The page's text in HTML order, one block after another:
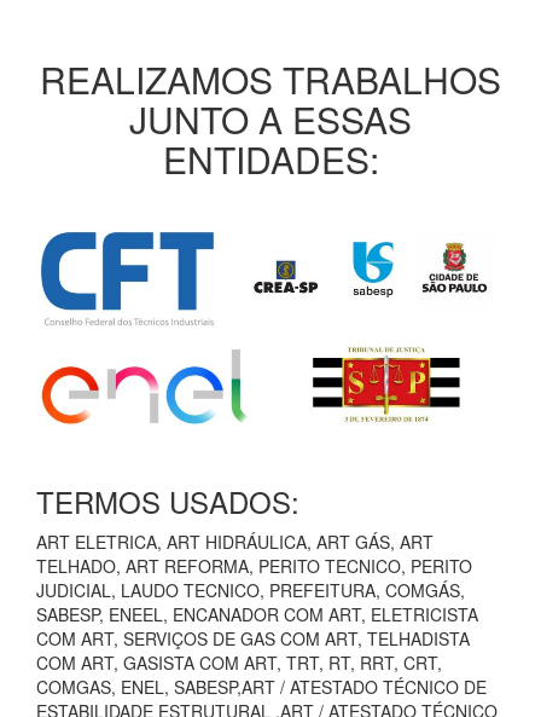
REALIZAMOS TRABALHOS
JUNTO A ESSAS
ENTIDADES:
TERMOS USADOS:
ART ELETRICA, ART HIDRÁULICA, ART GÁS, ART
TELHADO, ART REFORMA, PERITO TECNICO, PERITO
JUDICIAL, LAUDO TECNICO, PREFEITURA, COMGÁS,
SABESP, ENEEL, ENCANADOR COM ART, ELETRICISTA
COM ART, SERVIÇOS DE GAS COM ART, TELHADISTA
COM ART, GASISTA COM ART, TRT, RT, RRT, CRT,
COMGAS, ENEL, SABESP,ART / ATESTADO TÉCNICO DE
ESTABILIDADE ESTRUTURAL ,ART / ATESTADO TÉCNICO